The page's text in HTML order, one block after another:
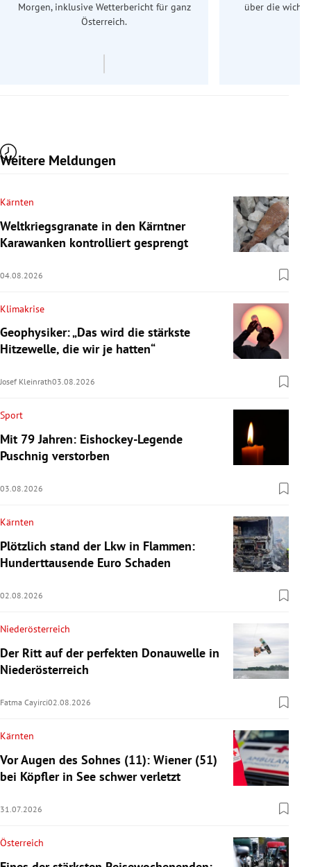
Morgen, inklusive Wetterbericht für ganz
Österreich.
über die
Weitere Meldungen
Kärnten
Weltkriegsgranate in den Kärntner
Karawanken kontrolliert gesprengt
04.08.2026
Klimakrise
Geophysiker: „Das wird die stärkste
Hitzewelle, die wir je hatten“
Josef Kleinrath03.08.2026
Sport
Mit 79 Jahren: Eishockey-Legende
Puschnig verstorben
03.08.2026
Kärnten
Plötzlich stand der Lkw in Flammen:
Hunderttausende Euro Schaden
02.08.2026
Niederösterreich
Der Ritt auf der perfekten Donauwelle in
Niederösterreich
Fatma Cayirci02.08.2026
Kärnten
Vor Augen des Sohnes (11): Wiener (51)
bei Köpfler in See schwer verletzt
31.07.2026
Österreich